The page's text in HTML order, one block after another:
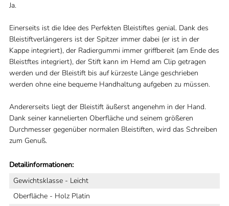
Ja.
Einerseits ist die Idee des Perfekten Bleistiftes genial. Dank des
Bleistiftverlängerers ist der Spitzer immer dabei (er ist in der
Kappe integriert), der Radiergummi immer griffbereit (am Ende des
Bleistftes integriert), der Stift kann im Hemd am Clip getragen
werden und der Bleistift bis auf kürzeste Länge geschrieben
werden ohne eine bequeme Handhaltung aufgeben zu müssen.
Andererseits liegt der Bleistift äußerst angenehm in der Hand.
Dank seiner kannelierten Oberfläche und seinem größeren
Durchmesser gegenüber normalen Bleistiften, wird das Schreiben
zum Genuß.
Detailinformationen:
Gewichtsklasse - Leicht
Oberfläche - Holz Platin